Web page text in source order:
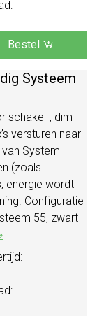
Bestel
Systeem
schakel-, dim-
versturen naar
System
(zoals
energie wordt
Configuratie
55, zwart